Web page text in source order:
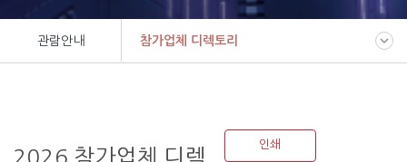
관람안내 참가업체 디렉토리
2026 참가업체 디렉
인쇄